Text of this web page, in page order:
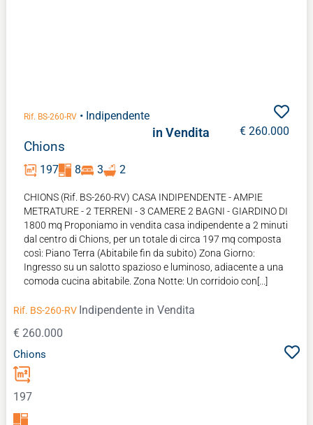
Rif. BS-260-RV • Indipendente
in Vendita
Chions
197 8 3 2
€ 260.000
CHIONS (Rif. BS-260-RV) CASA INDIPENDENTE - AMPIE
METRATURE - 2 TERRENI - 3 CAMERE 2 BAGNI - GIARDINO DI
1800 mq Proponiamo in vendita casa indipendente a 2 minuti
dal centro di Chions, per un totale di circa 197 mq composta
così: Piano Terra (Abitabile fin da subito) Zona Giorno:
Ingresso su un salotto spazioso e luminoso, adiacente a una
comoda cucina abitabile. Zona Notte: Un corridoio con[...]
Rif. BS-260-RV Indipendente in Vendita
€ 260.000
Chions
197